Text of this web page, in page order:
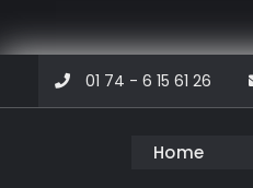
content
01 74 - 6 15 61 26
Musicfactory
Home